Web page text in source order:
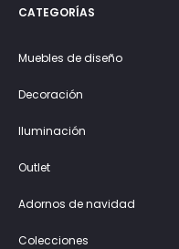
CATEGORÍAS
Muebles de diseño
Decoración
Iluminación
Outlet
Adornos de navidad
Colecciones